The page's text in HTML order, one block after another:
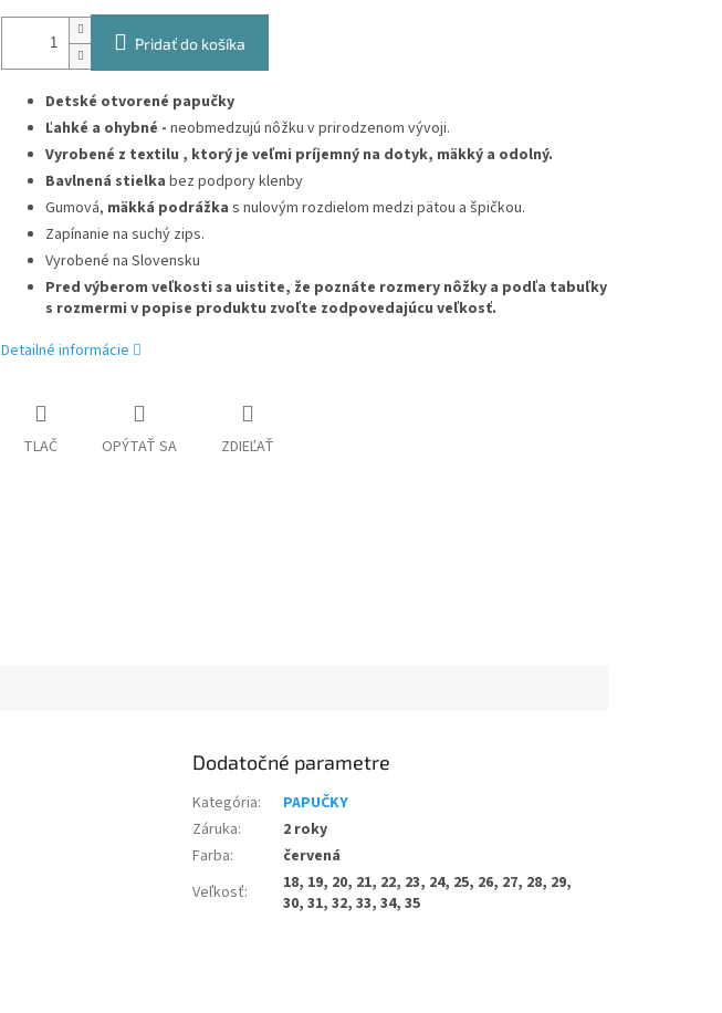
Pridať do košíka
Detské otvorené papučky
Ľahké a ohybné - neobmedzujú nôžku v prirodzenom vývoji.
Vyrobené z textilu , ktorý je veľmi príjemný na dotyk, mäkký a odolný.
Bavlnená stielka bez podpory klenby
Gumová, mäkká podrážka s nulovým rozdielom medzi pätou a špičkou.
Zapínanie na suchý zips.
Vyrobené na Slovensku
Pred výberom veľkosti sa uistite, že poznáte rozmery nôžky a podľa tabuľky
s rozmermi v popise produktu zvoľte zodpovedajúcu veľkosť.
Detailné informácie
TLAČ OPÝTAŤ SA ZDIEĽAŤ
Dodatočné parametre
Kategória:
PAPUČKY
Záruka:
2 roky
Farba:
červená
Veľkosť:
18, 19, 20, 21, 22, 23, 24, 25, 26, 27, 28, 29,
30, 31, 32, 33, 34, 35